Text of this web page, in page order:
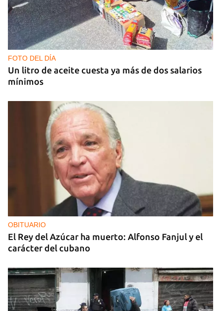
GUERRA
Al menos 17 muertos y 44 heridos en ataques
nocturnos de Rusia sobre la región de Kiev
FOTO DEL DÍA
Un litro de aceite cuesta ya más de dos salarios
mínimos
OBITUARIO
El Rey del Azúcar ha muerto: Alfonso Fanjul y el
carácter del cubano